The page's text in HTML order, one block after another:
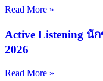
Read More »
Active Listening นั
2026
Read More »